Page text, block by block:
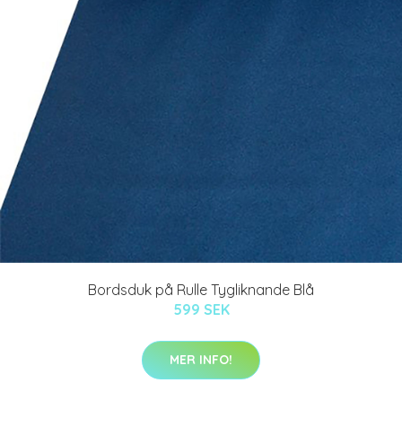
Bordsduk på Rulle Tygliknande Blå
599 SEK
MER INFO!